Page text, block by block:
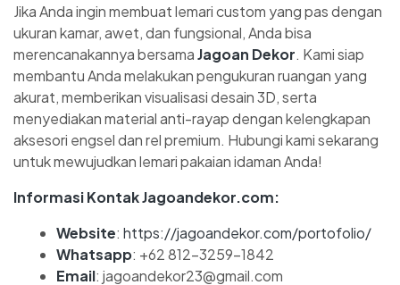
Jika Anda ingin membuat lemari custom yang pas dengan
ukuran kamar, awet, dan fungsional, Anda bisa
merencanakannya bersamaJagoan Dekor. Kami siap
membantu Anda melakukan pengukuran ruangan yang
akurat, memberikan visualisasi desain 3D, serta
menyediakan material anti-rayap dengan kelengkapan
aksesori engsel dan rel premium. Hubungi kami sekarang
untuk mewujudkan lemari pakaian idaman Anda!
Informasi Kontak Jagoandekor.com:
Website: https://jagoandekor.com/portofolio/
Whatsapp: +62 812-3259-1842
Email: jagoandekor23@gmail.com